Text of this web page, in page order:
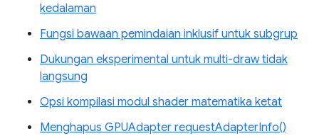
kedalaman
Fungsi bawaan pemindaian inklusif untuk subgrup
Dukungan eksperimental untuk multi-draw tidak
langsung
Opsi kompilasi modul shader matematika ketat
Menghapus GPUAdapter requestAdapterInfo()